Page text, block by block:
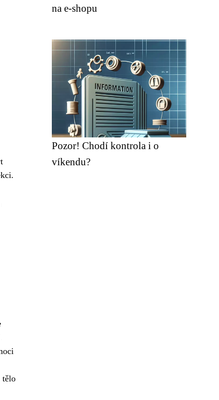
tělo
na e-shopu
Pozor! Chodí kontrola i o
víkendu?